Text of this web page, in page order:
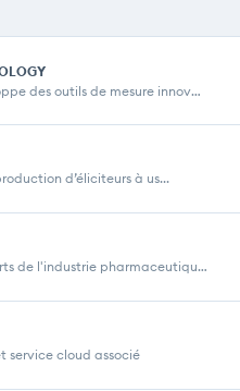
Conçoit et développe des outils de mesure innova...
d’éliciteurs à us...
Propose aux experts de l'industrie pharmaceutique ...
service cloud associé